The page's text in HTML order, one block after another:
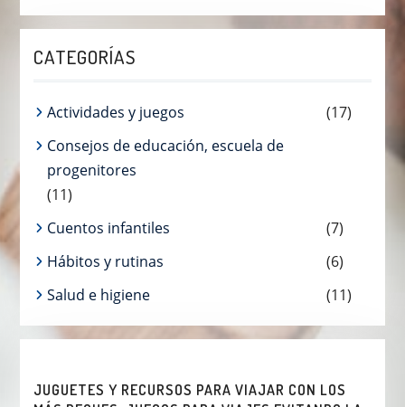
CATEGORÍAS
Actividades y juegos
(17)
Consejos de educación, escuela de
progenitores
(11)
Cuentos infantiles
(7)
Hábitos y rutinas
(6)
Salud e higiene
(11)
JUGUETES Y RECURSOS PARA VIAJAR CON LOS